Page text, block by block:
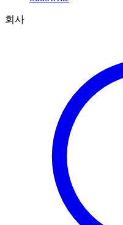
회사